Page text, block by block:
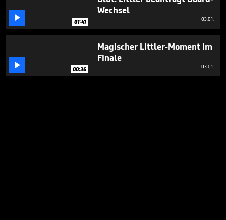
 01:41
Wechsel
03.01.
 00:36
Magischer Littler-Moment im
Finale
03.01.